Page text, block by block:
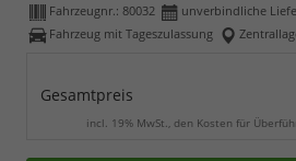
Fahrzeugnr.: 80032 unverbindliche
Fahrzeug mit Tageszulassung
Gesamtpreis
incl. 19% MwSt., den Kosten für